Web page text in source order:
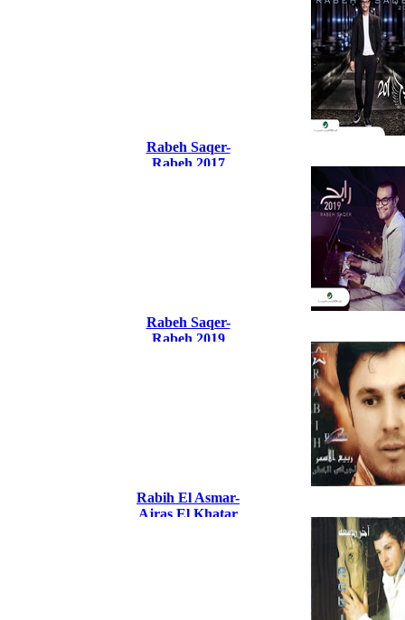
Rabeh Saqer-
Rabeh 2017
Rabeh Saqer-
Rabeh 2019
Rabih El Asmar-
Ajras El Khatar